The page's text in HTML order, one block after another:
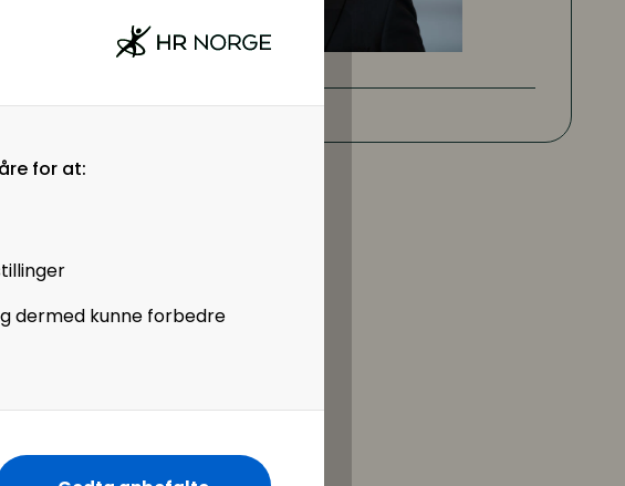
for at:
dermed kunne forbedre